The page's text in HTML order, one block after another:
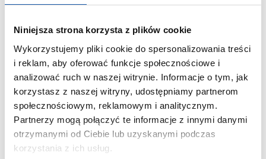
Niniejsza strona korzysta z plików cookie
Wykorzystujemy pliki cookie do spersonalizowania treści
i reklam, aby oferować funkcje społecznościowe i
analizować ruch w naszej witrynie. Informacje o tym, jak
korzystasz z naszej witryny, udostępniamy partnerom
społecznościowym, reklamowym i analitycznym.
Partnerzy mogą połączyć te informacje z innymi danymi
otrzymanymi od Ciebie lub uzyskanymi podczas
korzystania z ich usług.
Spersonalizowany zegarek to coś więcej niż
zwykły upominek – to gest, który zostaje na lata.
MARKI, KTÓRE OFERUJEMY:
SZANOWNY UŻYTKOWNIKU,
SZANOWNA UŻYTKOWNICZKO
Używamy plików cookie w celach analitycznych,
statystycznych i marketingowych, w tym aby analizować
ruch w tej witrynie, optymalizować jej działanie oraz
zapamiętywać Twoje preferencje.